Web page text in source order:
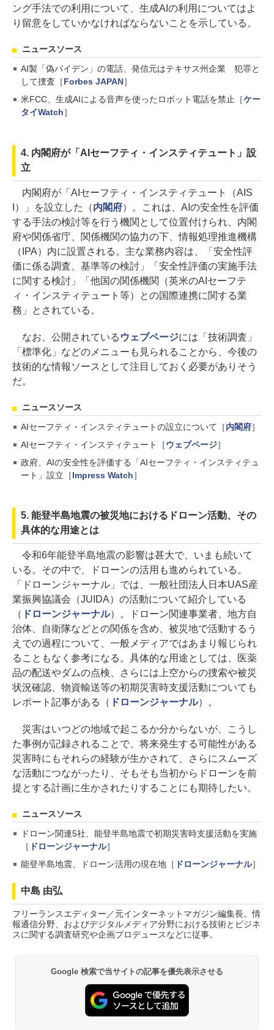
ング手法での利用について、生成AIの利用についてはよ
り留意をしていかなければならないことを示している。
ニュースソース
AI製「偽バイデン」の電話、発信元はテキサス州企業 犯罪と
して捜査［Forbes JAPAN］
米FCC、生成AIによる音声を使ったロボット電話を禁止［ケー
タイWatch］
4. 内閣府が「AIセーフティ・インスティテュート」設
立
内閣府が「AIセーフティ・インスティテュート（AIS
I）」を設立した（内閣府）。これは、AIの安全性を評価
する手法の検討等を行う機関として位置付けられ、内閣
府や関係省庁、関係機関の協力の下、情報処理推進機構
（IPA）内に設置される。主な業務内容は、「安全性評
価に係る調査、基準等の検討」「安全性評価の実施手法
に関する検討」「他国の関係機関（英米のAIセーフテ
ィ・インスティテュート等）との国際連携に関する業
務」とされている。
なお、公開されている ウェブページには「技術調査」
「標準化」などのメニューも見られることから、今後の
技術的な情報ソースとして注目しておく必要がありそう
だ。
ニュースソース
AIセーフティ・インスティテュートの設立について［内閣府］
AIセーフティ・インスティテュート［ウェブページ］
政府、AIの安全性を評価する「AIセーフティ・インスティテュ
ート」設立［Impress Watch］
5. 能登半島地震の被災地におけるドローン活動、その
具体的な用途とは
令和6年能登半島地震の影響は甚大で、いまも続いて
いる。その中で、ドローンの活用も進められている。
「ドローンジャーナル」では、一般社団法人日本UAS産
業振興協議会（JUIDA）の活動について紹介している
（ ドローンジャーナル）。ドローン関連事業者、地方自
治体、自衛隊などとの関係を含め、被災地で活動するう
えでの過程について、一般メディアではあまり報じられ
ることもなく参考になる。具体的な用途としては、医薬
品の配送やダムの点検、さらには上空からの捜索や被災
状況確認、物資輸送等の初期災害時支援活動についても
レポート記事がある（ ドローンジャーナル）。
災害はいつどの地域で起こるか分からないが、こうし
た事例が記録されることで、将来発生する可能性がある
災害時にもそれらの経験が生かされて、さらにスムーズ
な活動につながったり、そもそも当初からドローンを前
提とする計画に生かされたりすることにも期待したい。
ニュースソース
ドローン関連5社、能登半島地震で初期災害時支援活動を実施
［ ドローンジャーナル］
能登半島地震、ドローン活用の現在地［ ドローンジャーナル］
中島 由弘
フリーランスエディター／元インターネットマガジン編集長。情
報通信分野、およびデジタルメディア分野における技術とビジネ
スに関する調査研究や企画プロデュースなどに従事。
Google 検索で当サイトの記事を優先表示させる